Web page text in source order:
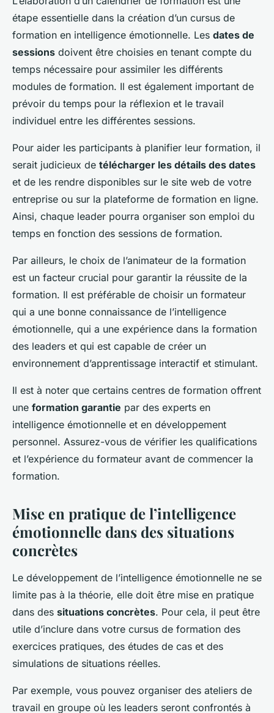
étape essentielle dans la création d’un cursus de
formation en intelligence émotionnelle. Les dates de
sessions doivent être choisies en tenant compte du
temps nécessaire pour assimiler les différents
modules de formation. Il est également important de
prévoir du temps pour la réflexion et le travail
individuel entre les différentes sessions.
Pour aider les participants à planifier leur formation, il
serait judicieux de télécharger les détails des dates
et de les rendre disponibles sur le site web de votre
entreprise ou sur la plateforme de formation en ligne.
Ainsi, chaque leader pourra organiser son emploi du
temps en fonction des sessions de formation.
Par ailleurs, le choix de l’animateur de la formation
est un facteur crucial pour garantir la réussite de la
formation. Il est préférable de choisir un formateur
qui a une bonne connaissance de l’intelligence
émotionnelle, qui a une expérience dans la formation
des leaders et qui est capable de créer un
environnement d’apprentissage interactif et stimulant.
Il est à noter que certains centres de formation offrent
une formation garantie par des experts en
intelligence émotionnelle et en développement
personnel. Assurez-vous de vérifier les qualifications
et l’expérience du formateur avant de commencer la
formation.
Mise en pratique de l’intelligence
émotionnelle dans des situations
concrètes
Le développement de l’intelligence émotionnelle ne se
limite pas à la théorie, elle doit être mise en pratique
dans des situations concrètes. Pour cela, il peut être
utile d’inclure dans votre cursus de formation des
exercices pratiques, des études de cas et des
simulations de situations réelles.
Par exemple, vous pouvez organiser des ateliers de
travail en groupe où les leaders seront confrontés à